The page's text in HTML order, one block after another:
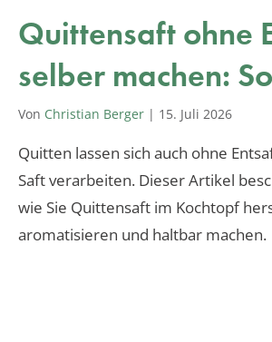
Quittensaft ohne
selber machen:
Von Christian Berger | 15. Juli 2026
Quitten lassen sich auch ohne
Saft verarbeiten. Dieser Artikel
wie Sie Quittensaft im Kochtopf
aromatisieren und haltbar machen.